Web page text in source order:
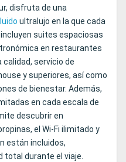
disfruta de una
ultralujo en la que cada
suites espaciosas
en restaurantes
calidad, servicio de
y superiores, así como
de bienestar. Además,
en cada escala de
descubrir en
el Wi‑Fi ilimitado y
están incluidos,
total durante el viaje.